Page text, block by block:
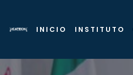
INICIO INSTITUTO